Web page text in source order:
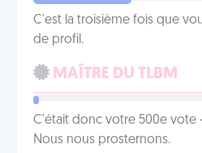
C'est la troisième fois que
de profil.
MAÎTRE DU TLBM
C'était donc votre 500e vote
Nous nous prosternons.